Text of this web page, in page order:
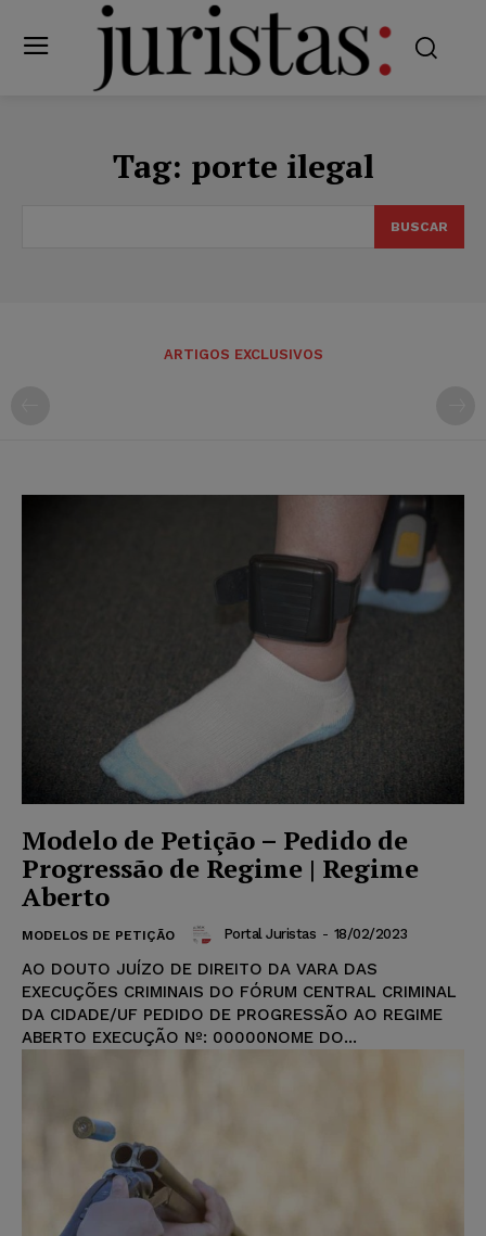
Tag: porte ilegal
BUSCAR
ARTIGOS EXCLUSIVOS
Modelo de Petição – Pedido de
Progressão de Regime | Regime
Aberto
MODELOS DE PETIÇÃO Portal Juristas - 18/02/2023
AO DOUTO JUÍZO DE DIREITO DA VARA DAS
EXECUÇÕES CRIMINAIS DO FÓRUM CENTRAL CRIMINAL
DA CIDADE/UF PEDIDO DE PROGRESSÃO AO REGIME
ABERTO EXECUÇÃO Nº: 00000NOME DO...